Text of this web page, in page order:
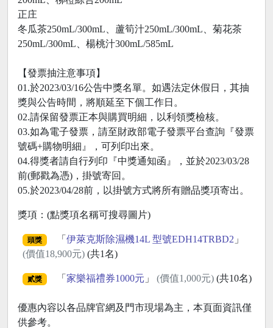
正庄
冬瓜茶250mL/300mL、蘆筍汁250mL/300mL、菊花茶
250mL/300mL、楊桃汁300mL/585mL
【發票抽注意事項】
01.於2023/03/16公告中獎名單。如遇法定休假日，其抽
獎與公告時間，將順延至下個工作日。
02.請保留發票正本與購買明細，以利領獎檢核。
03.如為電子發票，請至財政部電子發票平台查詢『發票
號碼+購物明細』，可列印出來。
04.得獎者請自行列印『中獎通知函』，並於2023/03/28
前(郵戳為憑)，掛號寄回。
05.於2023/04/28前，以掛號方式將所有贈品獎項寄出。
獎項：(點獎項名稱可搜尋圖片)
頭獎 「 伊萊克斯除濕機14L 型號EDH14TRBD2 」
(價值18,900元) (共1名)
貳獎 「 家樂福禮券1000元 」 (價值1,000元)(共10名)
優惠內容以各品牌官網及門市現場為主，本頁面資訊僅
供參考。